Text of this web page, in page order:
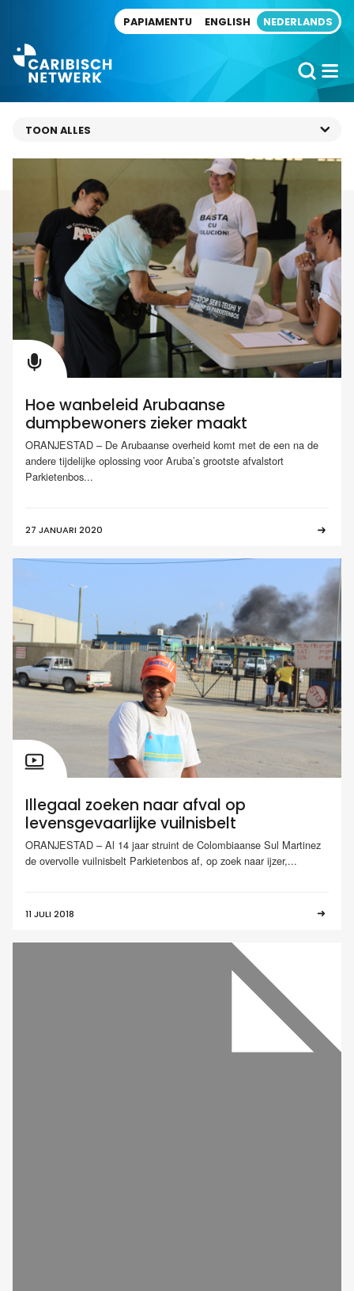
PAPIAMENTU ENGLISH NEDERLANDS
Hoe wanbeleid Arubaanse
dumpbewoners zieker maakt
ORANJESTAD – De Arubaanse overheid komt met de een na de
andere tijdelijke oplossing voor Aruba’s grootste afvalstort
Parkietenbos...
27 JANUARI 2020
Illegaal zoeken naar afval op
levensgevaarlijke vuilnisbelt
ORANJESTAD – Al 14 jaar struint de Colombiaanse Sul Martinez
de overvolle vuilnisbelt Parkietenbos af, op zoek naar ijzer,...
11 JULI 2018